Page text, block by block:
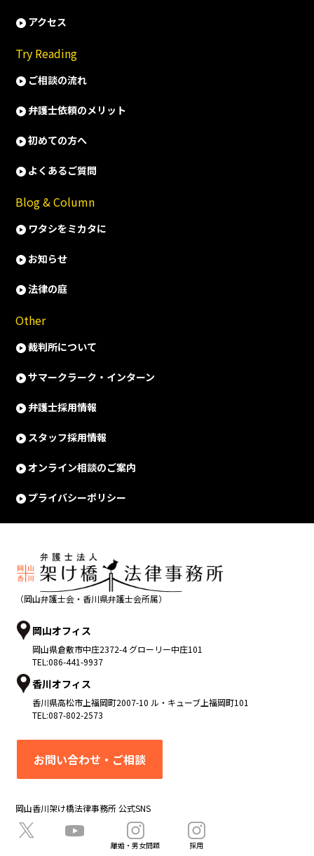
アクセス
Try Reading
ご相談の流れ
弁護士依頼のメリット
初めての方へ
よくあるご質問
Blog & Column
ワタシをミカタに
お知らせ
法律の庭
Other
裁判所について
サマークラーク・インターン
弁護士採用情報
スタッフ採用情報
オンライン相談のご案内
プライバシーポリシー
（岡山弁護士会・香川県弁護士会所属）
岡山オフィス
岡山県倉敷市中庄2372-4 グローリー中庄101
TEL:086-441-9937
香川オフィス
香川県高松市 上福岡町2007-10 ル・キューブ上福岡町101
TEL:087-802-2573
お問い合わせ・ご相談
岡山香川架け橋法律事務所 公式SNS
離婚・男女問題 採用